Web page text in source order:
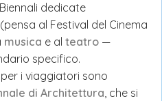
dedicate
(pensa al Festival del Cinema
musica e al teatro —
specifico.
i viaggiatori sono
di Architettura, che si